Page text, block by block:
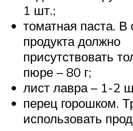
1 шт.;
томатная паста. В
продукта должно
присутствовать
пюре – 80 г;
лист лавра – 1-2
перец горошком.
использовать